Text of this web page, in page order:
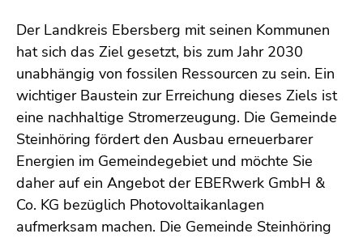
Der Landkreis Ebersberg mit seinen Kommunen
hat sich das Ziel gesetzt, bis zum Jahr 2030
unabhängig von fossilen Ressourcen zu sein. Ein
wichtiger Baustein zur Erreichung dieses Ziels ist
eine nachhaltige Stromerzeugung. Die Gemeinde
Steinhöring fördert den Ausbau erneuerbarer
Energien im Gemeindegebiet und möchte Sie
daher auf ein Angebot der EBERwerk GmbH &
Co. KG bezüglich Photovoltaikanlagen
aufmerksam machen. Die Gemeinde Steinhöring